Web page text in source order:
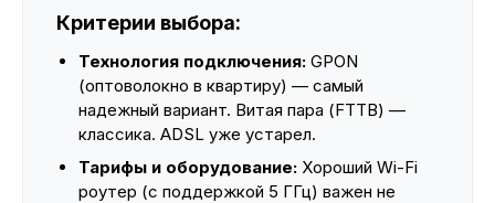
Критерии выбора:
Технология подключения: GPON
(оптоволокно в квартиру) — самый
надежный вариант. Витая пара (FTTB) —
классика. ADSL уже устарел.
Тарифы и оборудование: Хороший Wi-Fi
роутер (с поддержкой 5 ГГц) важен не